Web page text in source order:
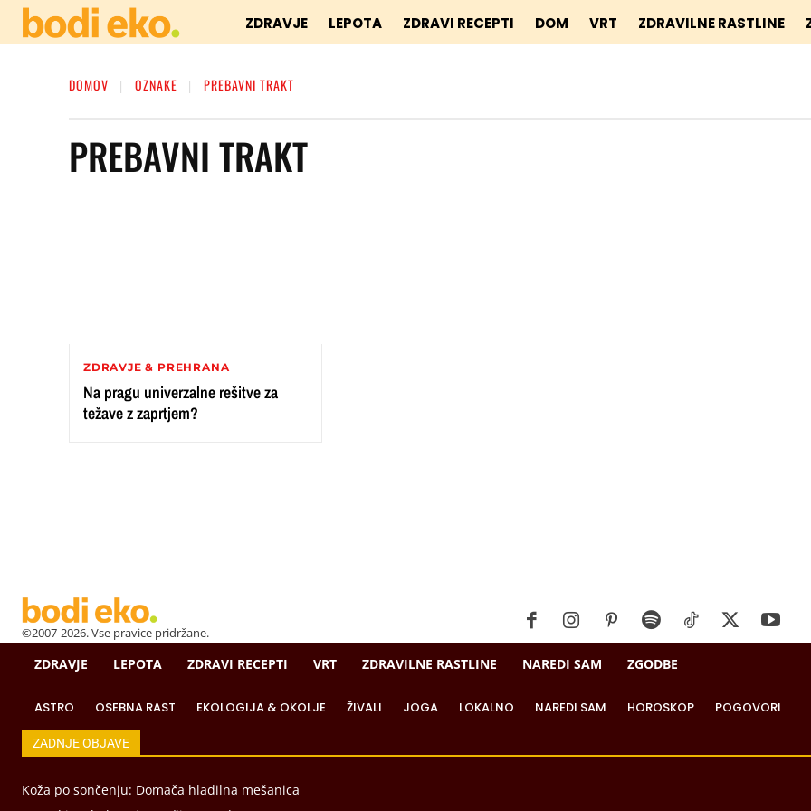
ZDRAVJE LEPOTA ZDRAVI RECEPTI DOM VRT ZDRAVILNE RASTLINE
DOMOV OZNAKE PREBAVNI TRAKT
PREBAVNI TRAKT
ZDRAVJE & PREHRANA
Na pragu univerzalne rešitve za
težave z zaprtjem?
©2007-2026. Vse pravice pridržane.
ZDRAVJE LEPOTA ZDRAVI RECEPTI VRT ZDRAVILNE RASTLINE NAREDI SAM ZGODBE
ASTRO OSEBNA RAST EKOLOGIJA & OKOLJE ŽIVALI JOGA LOKALNO NAREDI SAM HOROSKOP POGOVORI
ZADNJE OBJAVE
Koža po sončenju: Domača hladilna mešanica